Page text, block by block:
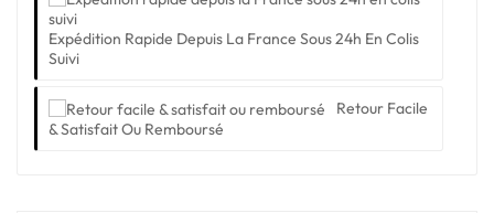
Expédition Rapide Depuis La France Sous 24h En Colis
Suivi
Retour Facile
& Satisfait Ou Remboursé